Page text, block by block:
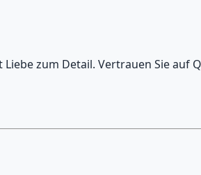
zum Detail. Vertrauen Sie auf